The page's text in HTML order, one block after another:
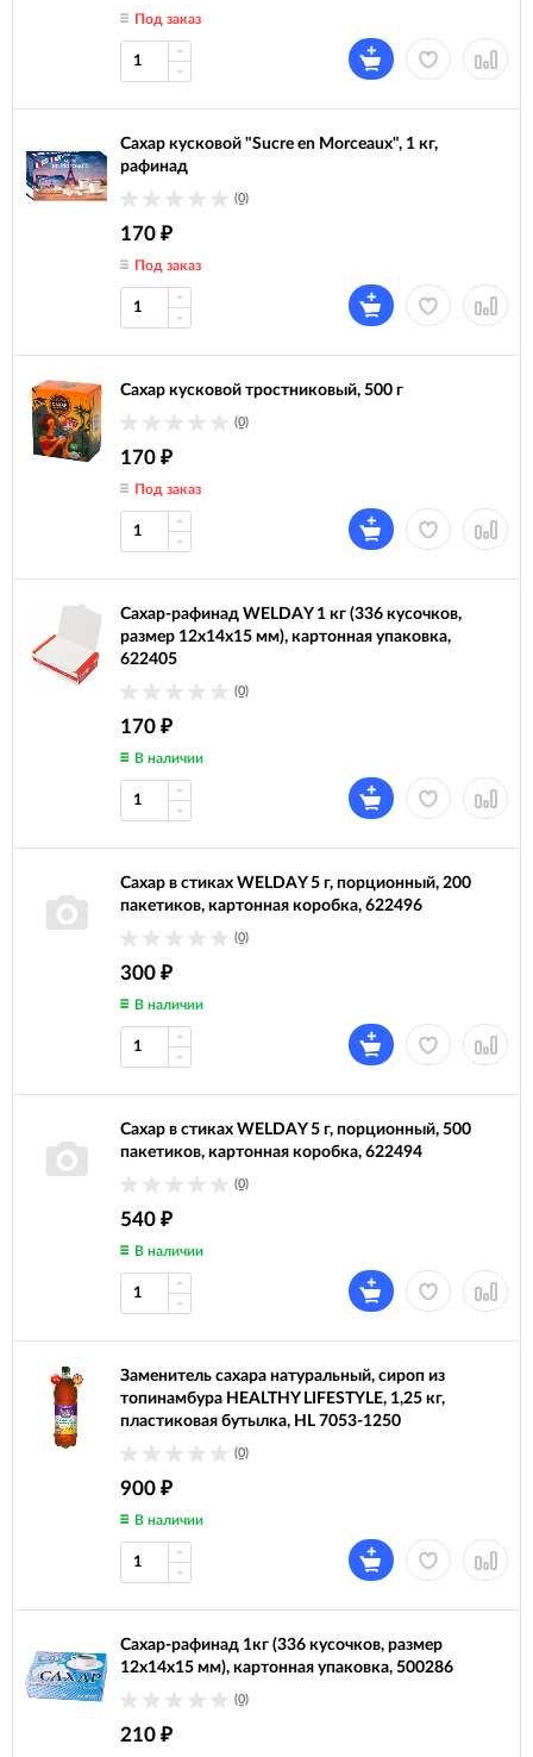
Под заказ
Сахар кусковой "Sucre en Morceaux", 1 кг,
рафинад
(0)
170 ₽
Под заказ
Сахар кусковой тростниковый, 500 г
(0)
170 ₽
Под заказ
Сахар-рафинад WELDAY 1 кг (336 кусочков,
размер 12х14х15 мм), картонная упаковка,
622405
(0)
170 ₽
В наличии
Сахар в стиках WELDAY 5 г, порционный, 200
пакетиков, картонная коробка, 622496
(0)
300 ₽
В наличии
Сахар в стиках WELDAY 5 г, порционный, 500
пакетиков, картонная коробка, 622494
(0)
540 ₽
В наличии
Заменитель сахара натуральный, сироп из
топинамбура HEALTHY LIFESTYLE, 1,25 кг,
пластиковая бутылка, HL 7053-1250
(0)
900 ₽
В наличии
Сахар-рафинад 1кг (336 кусочков, размер
12х14х15 мм), картонная упаковка, 500286
(0)
210 ₽